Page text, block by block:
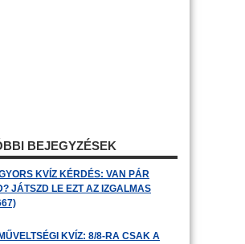
BEJEGYZÉSEK
KVÍZ KÉRDÉS: VAN PÁR
JÁTSZD LE EZT AZ IZGALMAS
KVÍZ: 8/8-RA CSAK A